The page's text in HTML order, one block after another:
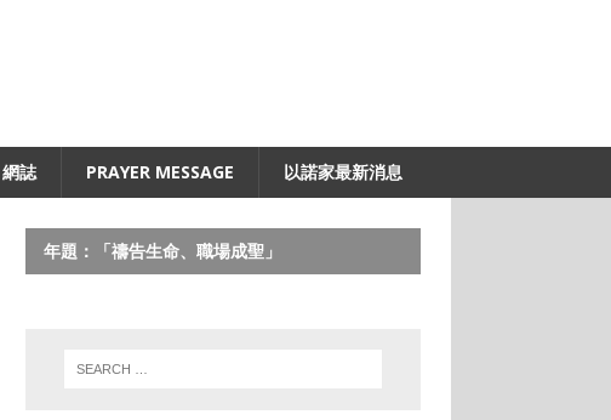
網誌 PRAYER MESSAGE 以諾家最新消息
年題：「禱告生命、職場成聖」